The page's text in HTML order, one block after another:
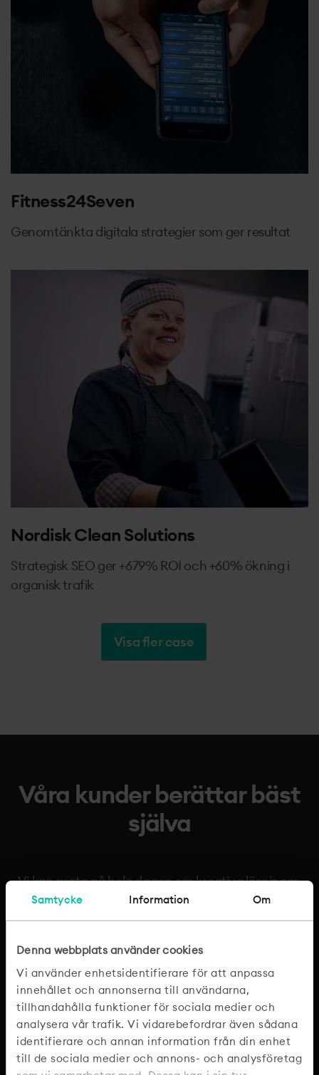
Samtycke Information Om
Denna webbplats använder cookies
Vi använder enhetsidentifierare för att anpassa
innehållet och annonserna till användarna,
tillhandahålla funktioner för sociala medier och
analysera vår trafik. Vi vidarebefordrar även sådana
identifierare och annan information från din enhet
till de sociala medier och annons- och analysföretag
Fitness24Seven
Genomtänkta digitala strategier som ger resultat
Nordisk Clean Solutions
Strategisk SEO ger +679% ROI och +60% ökning i
organisk trafik
Visa fler case
Våra kunder berättar bäst
själva
Vi kan prata på hela dagen om kreativa lösningar,
smart teknik och starka samarbeten. Men ska vi
vara ärliga är det ju våra kunder som bäst beskriver
erfarenheter av hur det är att jobba med Mild.
Spoiler: det handlar om att bygga en e-handel med
40 000 artiklar, utveckla webblösningar som är
både snabba och användarvänliga, och hjälpa ett
elbilsbolag att etablera sig på en helt ny marknad.
Och lite om en trollkarl också.